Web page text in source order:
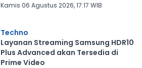
Kamis 06 Agustus 2026, 17:17 WIB
Techno
Layanan Streaming Samsung HDR10
Plus Advanced akan Tersedia di
Prime Video